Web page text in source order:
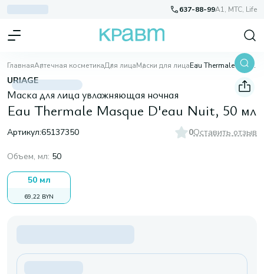
637-88-99A1, МТС, Life
ГлавнаяАптечная косметикаДля лицаМаски для лица Eau Thermale Masque D'eau Nuit, 50 мл
URIAGE
Маска для лица увлажняющая ночная
Eau Thermale Masque D'eau Nuit, 50 мл
Артикул:65137350 0Оставить отзыв
Объем, мл: 50
50 мл
69,22 BYN